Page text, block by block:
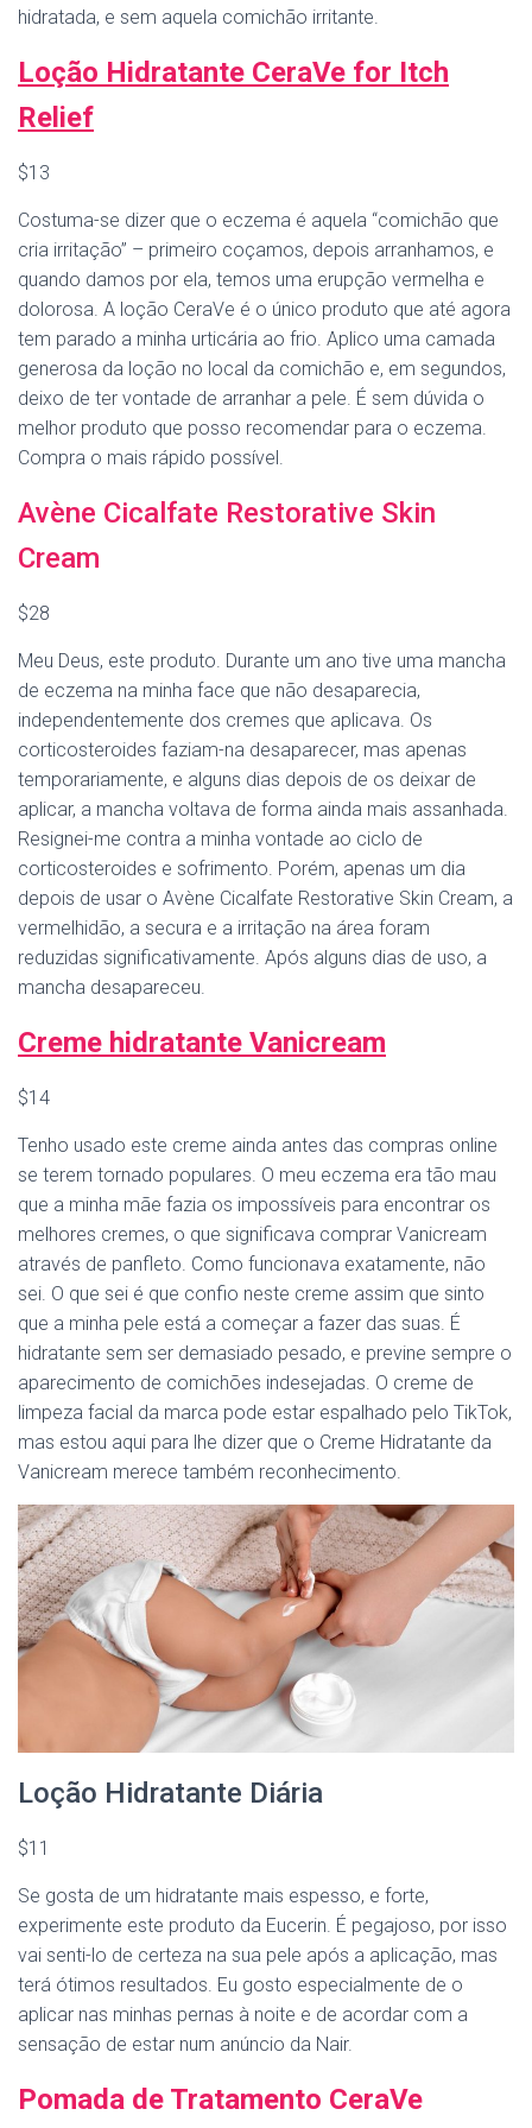
hidratada, e sem aquela comichão irritante.
Loção Hidratante CeraVe for Itch
Relief
$13
Costuma-se dizer que o eczema é aquela “comichão que
cria irritação” – primeiro coçamos, depois arranhamos, e
quando damos por ela, temos uma erupção vermelha e
dolorosa. A loção CeraVe é o único produto que até agora
tem parado a minha urticária ao frio. Aplico uma camada
generosa da loção no local da comichão e, em segundos,
deixo de ter vontade de arranhar a pele. É sem dúvida o
melhor produto que posso recomendar para o eczema.
Compra o mais rápido possível.
Avène Cicalfate Restorative Skin
Cream
$28
Meu Deus, este produto. Durante um ano tive uma mancha
de eczema na minha face que não desaparecia,
independentemente dos cremes que aplicava. Os
corticosteroides faziam-na desaparecer, mas apenas
temporariamente, e alguns dias depois de os deixar de
aplicar, a mancha voltava de forma ainda mais assanhada.
Resignei-me contra a minha vontade ao ciclo de
corticosteroides e sofrimento. Porém, apenas um dia
depois de usar o Avène Cicalfate Restorative Skin Cream, a
vermelhidão, a secura e a irritação na área foram
reduzidas significativamente. Após alguns dias de uso, a
mancha desapareceu.
Creme hidratante Vanicream
$14
Tenho usado este creme ainda antes das compras online
se terem tornado populares. O meu eczema era tão mau
que a minha mãe fazia os impossíveis para encontrar os
melhores cremes, o que significava comprar Vanicream
através de panfleto. Como funcionava exatamente, não
sei. O que sei é que confio neste creme assim que sinto
que a minha pele está a começar a fazer das suas. É
hidratante sem ser demasiado pesado, e previne sempre o
aparecimento de comichões indesejadas. O creme de
limpeza facial da marca pode estar espalhado pelo TikTok,
mas estou aqui para lhe dizer que o Creme Hidratante da
Vanicream merece também reconhecimento.
Loção Hidratante Diária
$11
Se gosta de um hidratante mais espesso, e forte,
experimente este produto da Eucerin. É pegajoso, por isso
vai senti-lo de certeza na sua pele após a aplicação, mas
terá ótimos resultados. Eu gosto especialmente de o
aplicar nas minhas pernas à noite e de acordar com a
sensação de estar num anúncio da Nair.
Pomada de Tratamento CeraVe